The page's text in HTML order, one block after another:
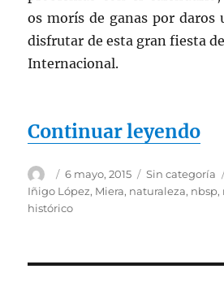
os morís de ganas por daros
disfrutar de esta gran fiesta
Internacional.
Continuar leyendo«»
Autor
Publicado
el
6 mayo, 2015 Categorías
Sin categoría
Iñigo López, Miera, naturaleza, nbsp,
histórico